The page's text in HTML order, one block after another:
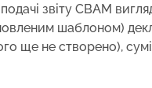
звіту CBAM
шаблоном)
ще не створено),